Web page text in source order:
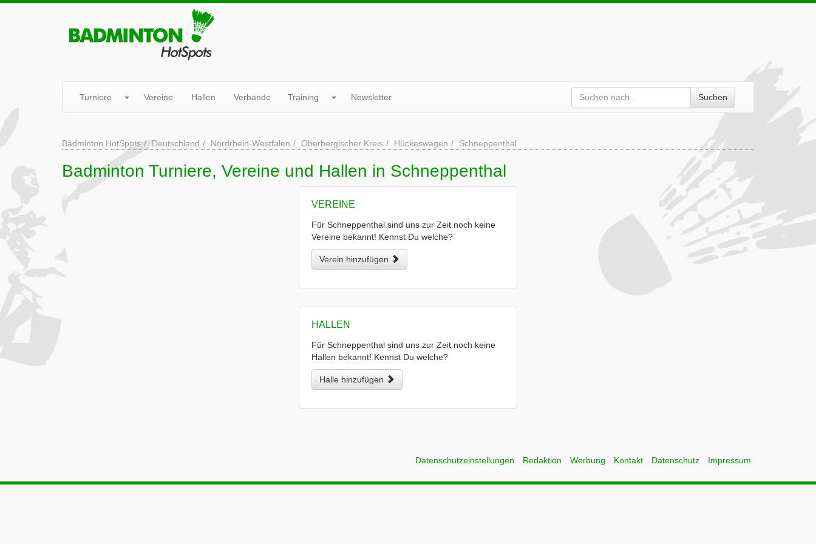
Turniere Vereine Hallen Verbände Training Newsletter Suchen
Badminton HotSpots Deutschland Nordrhein-Westfalen Oberbergischer Kreis Hückeswagen Schneppenthal
Badminton Turniere, Vereine und Hallen in Schneppenthal
VEREINE
Für Schneppenthal sind uns zur Zeit noch keine
Vereine bekannt! Kennst Du welche?
Verein hinzufügen
HALLEN
Für Schneppenthal sind uns zur Zeit noch keine
Hallen bekannt! Kennst Du welche?
Halle hinzufügen
Datenschutzeinstellungen Redaktion Werbung Kontakt Datenschutz Impressum